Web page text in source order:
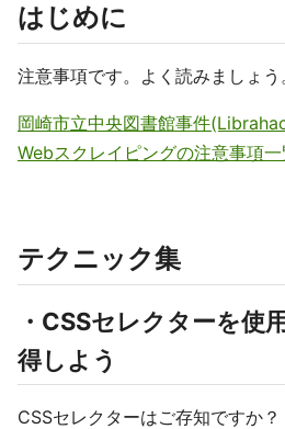
はじめに
注意事項です。よく読みましょう
岡崎市立中央図書館事件
Webスクレイピングの注意事項一
テクニック集
・CSSセレクターを使
得しよう
CSSセレクターはご存知ですか？